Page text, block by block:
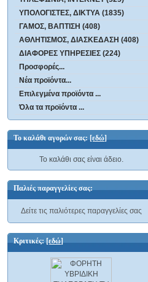
ΥΠΟΛΟΓΙΣΤΕΣ, ΔΙΚΤΥΑ (1835)
ΓΑΜΟΣ, ΒΑΠΤΙΣΗ (408)
ΑΘΛΗΤΙΣΜΟΣ, ΔΙΑΣΚΕΔΑΣΗ (408)
ΔΙΑΦΟΡΕΣ ΥΠΗΡΕΣΙΕΣ (224)
Προσφορές...
Νέα προϊόντα...
Επιλεγμένα προϊόντα ...
Όλα τα προϊόντα ...
Το καλάθι αγορών σας:[εδώ]
Το καλάθι σας είναι άδειο.
Παλιές παραγγελίες σας:
Δείτε τις παλιότερες παραγγελίες σας
Κριτικές:[εδώ]